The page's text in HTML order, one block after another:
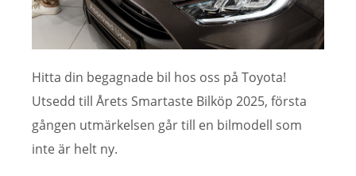
Hitta din begagnade bil hos oss på Toyota!
Utsedd till Årets Smartaste Bilköp 2025, första
gången utmärkelsen går till en bilmodell som
inte är helt ny.